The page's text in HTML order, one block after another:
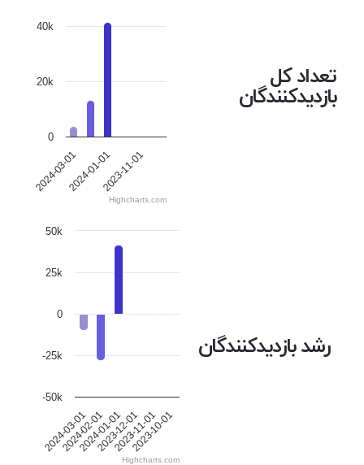
تعداد کل
بازدیدکنندگان
2024-03-012024-01-012023-11-01
0
20k
40k
Highcharts.com
رشد بازدیدکنندگان
2024-03-01
2024-02-01
2024-01-01
2023-12-01
2023-11-01
2023-10-01
0
-50k
-25k
25k
50k
Highcharts.com